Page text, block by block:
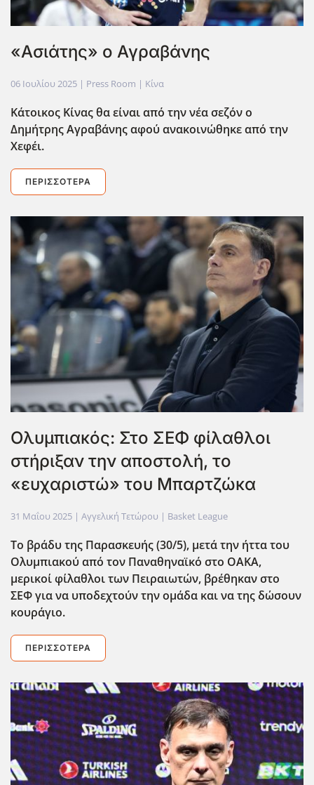
«Ασιάτης» ο Αγραβάνης
06 Ιουλίου 2025 | Press Room | Κίνα
Κάτοικος Κίνας θα είναι από την νέα σεζόν ο
Δημήτρης Αγραβάνης αφού ανακοινώθηκε από την
Χεφέι.
ΠΕΡΙΣΣΌΤΕΡΑ
Ολυμπιακός: Στο ΣΕΦ φίλαθλοι
στήριξαν την αποστολή, το
«ευχαριστώ» του Μπαρτζώκα
31 Μαΐου 2025 | Αγγελική Τετώρου | Basket League
Το βράδυ της Παρασκευής (30/5), μετά την ήττα του
Ολυμπιακού από τον Παναθηναϊκό στο ΟΑΚΑ,
μερικοί φίλαθλοι των Πειραιωτών, βρέθηκαν στο
ΣΕΦ για να υποδεχτούν την ομάδα και να της δώσουν
κουράγιο.
ΠΕΡΙΣΣΌΤΕΡΑ